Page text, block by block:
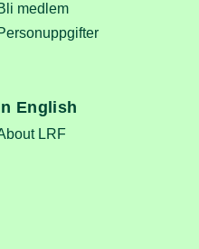
medlem
English
LRF